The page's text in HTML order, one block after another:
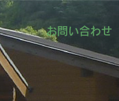
お問い合わせ